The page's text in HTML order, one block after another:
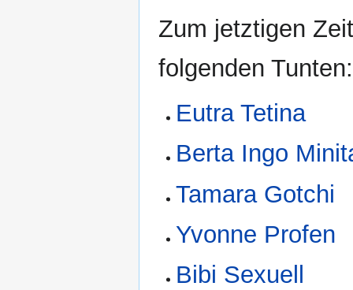
Zum jetztigen
folgenden Tunten:
Eutra Tetina
Berta Ingo
Tamara Gotchi
Yvonne Profen
Bibi Sexuell